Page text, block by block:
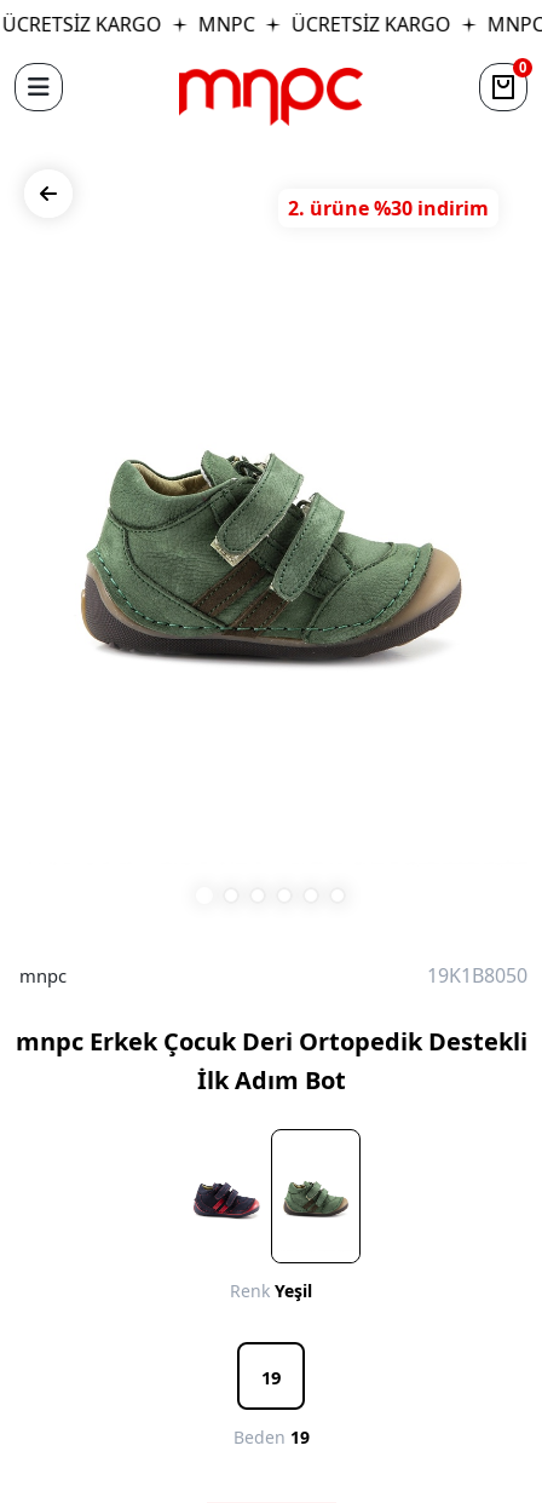
KARGO MNPC ÜCRETSİZ KARGO MNPC
0
2. ürüne %30 indirim
mnpc 19K1B8050
mnpc Erkek Çocuk Deri Ortopedik Destekli
İlk Adım Bot
Renk Yeşil
19
Beden 19